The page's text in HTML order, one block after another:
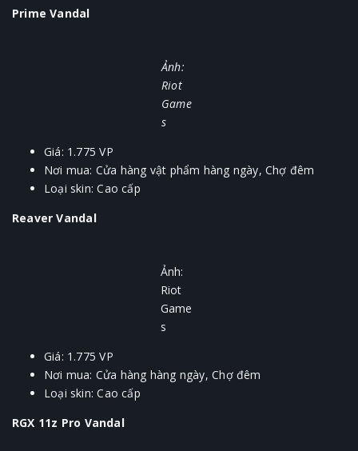
Prime Vandal
Ảnh:
Riot
Game
s
Giá: 1.775 VP
Nơi mua: Cửa hàng vật phẩm hàng ngày, Chợ đêm
Loại skin: Cao cấp
Reaver Vandal
Ảnh:
Riot
Game
s
Giá: 1.775 VP
Nơi mua: Cửa hàng hàng ngày, Chợ đêm
Loại skin: Cao cấp
RGX 11z Pro Vandal